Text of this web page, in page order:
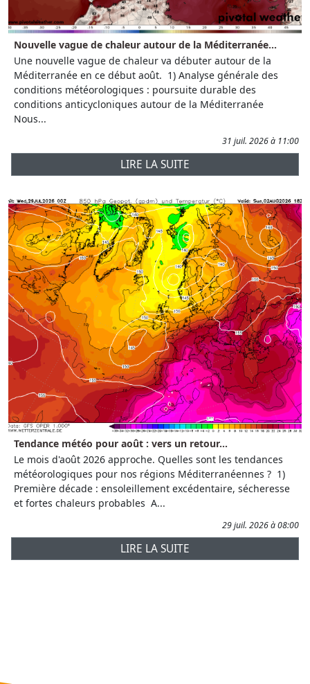
Nouvelle vague de chaleur autour de la Méditerranée...
Une nouvelle vague de chaleur va débuter autour de la
Méditerranée en ce début août. 1) Analyse générale des
conditions météorologiques : poursuite durable des
conditions anticycloniques autour de la Méditerranée
Nous...
31 juil. 2026 à 11:00
LIRE LA SUITE
Tendance météo pour août : vers un retour...
Le mois d'août 2026 approche. Quelles sont les tendances
météorologiques pour nos régions Méditerranéennes ? 1)
Première décade : ensoleillement excédentaire, sécheresse
et fortes chaleurs probables A...
29 juil. 2026 à 08:00
LIRE LA SUITE